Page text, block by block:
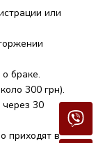
или
браке.
300 грн).
30
приходят в